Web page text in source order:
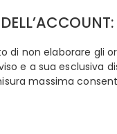
di non elaborare gli
e a sua esclusiva
massima